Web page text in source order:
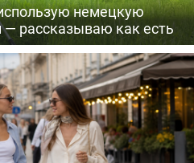
немецкую
— рассказываю как есть